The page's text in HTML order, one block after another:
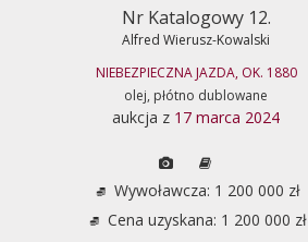
Nr Katalogowy 12.
Alfred Wierusz-Kowalski
NIEBEZPIECZNA JAZDA, OK. 1880
olej, płótno dublowane
aukcja z 17 marca 2024
Wywoławcza: 1 200 000 zł
Cena uzyskana: 1 200 000 zł